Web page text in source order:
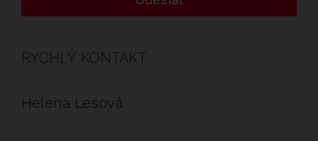
RYCHLÝ KONTAKT
Helena Lesová